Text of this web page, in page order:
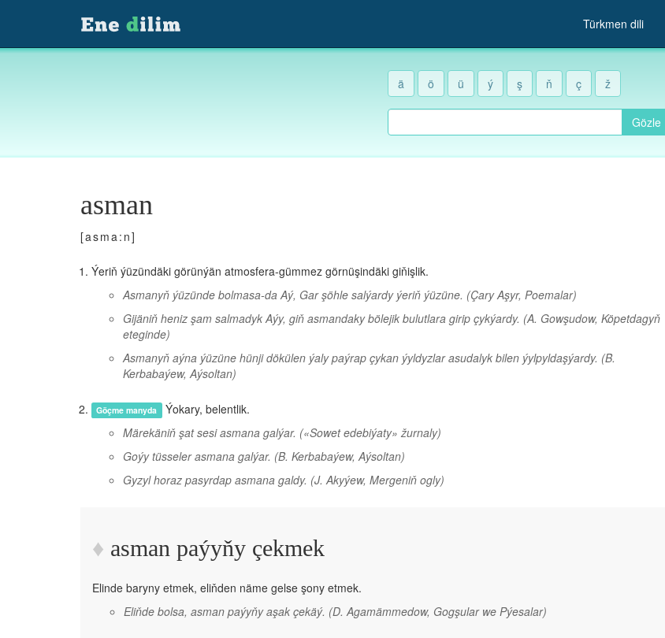
Türkmen dili
ä ö ü ý ş ň ç ž
Gözle
asman
[asma:n]
Ýeriň ýüzündäki görünýän atmosfera-gümmez görnüşindäki giňişlik.
Asmanyň ýüzünde bolmasa-da Aý, Gar şöhle salýardy ýeriň ýüzüne. (Çary Aşyr, Poemalar)
Gijäniň heniz şam salmadyk Aýy, giň asmandaky bölejik bulutlara girip çykýardy. (A. Gowşudow, Köpetdagyň
eteginde)
Asmanyň aýna ýüzüne hünji dökülen ýaly paýrap çykan ýyldyzlar asudalyk bilen ýylpyldaşýardy. (B.
Kerbabaýew, Aýsoltan)
Göçme manyda Ýokary, belentlik.
Märekäniň şat sesi asmana galýar. («Sowet edebiýaty» žurnaly)
Goýy tüsseler asmana galýar. (B. Kerbabaýew, Aýsoltan)
Gyzyl horaz pasyrdap asmana galdy. (J. Akyýew, Mergeniň ogly)
asman paýyňy çekmek
Elinde baryny etmek, eliňden näme gelse şony etmek.
Eliňde bolsa, asman paýyňy aşak çekäý. (D. Agamämmedow, Gogşular we Pýesalar)